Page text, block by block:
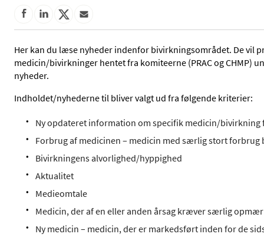
Her kan du læse nyheder indenfor bivirkningsområdet. De
medicin/bivirkninger hentet fra komiteerne (PRAC og CHMP)
nyheder.
Indholdet/nyhederne til bliver valgt ud fra følgende kriterier:
Ny opdateret information om specifik medicin/bivirkning
Forbrug af medicinen – medicin med særlig stort
Bivirkningens alvorlighed/hyppighed
Aktualitet
Medieomtale
Medicin, der af en eller anden årsag kræver særlig
Ny medicin – medicin, der er markedsført inden for de